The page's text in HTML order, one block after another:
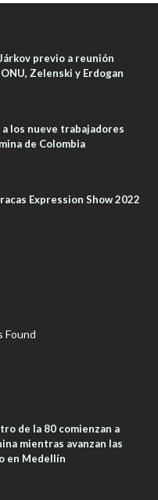
previo a reunión
Zelenski y Erdogan
a los nueve trabajadores
de Colombia
Expression Show 2022
Found
de la 80 comienzan a
mientras avanzan las
en Medellín